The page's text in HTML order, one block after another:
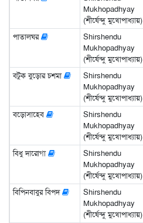
Mukhopadhyay
(শীর্ষেন্দু মুখোপাধ্যায়)
পাতালঘর
Shirshendu
Mukhopadhyay
(শীর্ষেন্দু মুখোপাধ্যায়)
বটুক বুড়োর চশমা
Shirshendu
Mukhopadhyay
(শীর্ষেন্দু মুখোপাধ্যায়)
বড়োসাহেব
Shirshendu
Mukhopadhyay
(শীর্ষেন্দু মুখোপাধ্যায়)
বিধু দারোগা
Shirshendu
Mukhopadhyay
(শীর্ষেন্দু মুখোপাধ্যায়)
বিপিনবাবুর বিপদ
Shirshendu
Mukhopadhyay
(শীর্ষেন্দু মুখোপাধ্যায়)